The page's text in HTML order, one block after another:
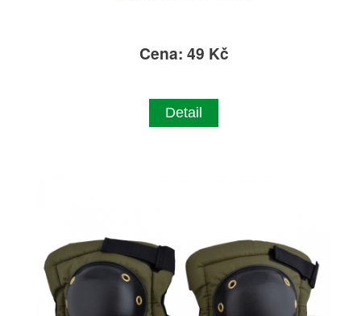
Cena: 49 Kč
Detail